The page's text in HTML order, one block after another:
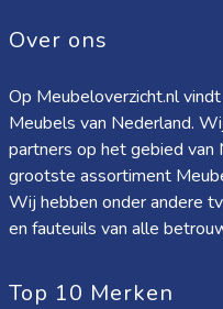
Over ons
Op Meubeloverzicht.nl
Meubels van Nederland.
partners op het gebied van
grootste assortiment
Wij hebben onder andere
en fauteuils van alle
Top 10 Merken